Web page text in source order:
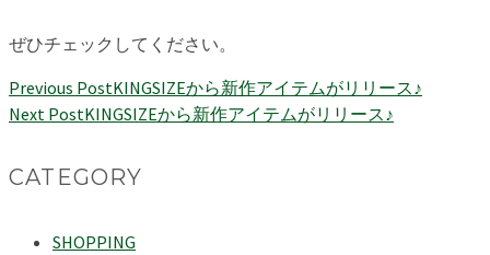
ぜひチェックしてください。
Previous PostKINGSIZEから新作アイテムがリリース♪
Next PostKINGSIZEから新作アイテムがリリース♪
CATEGORY
SHOPPING